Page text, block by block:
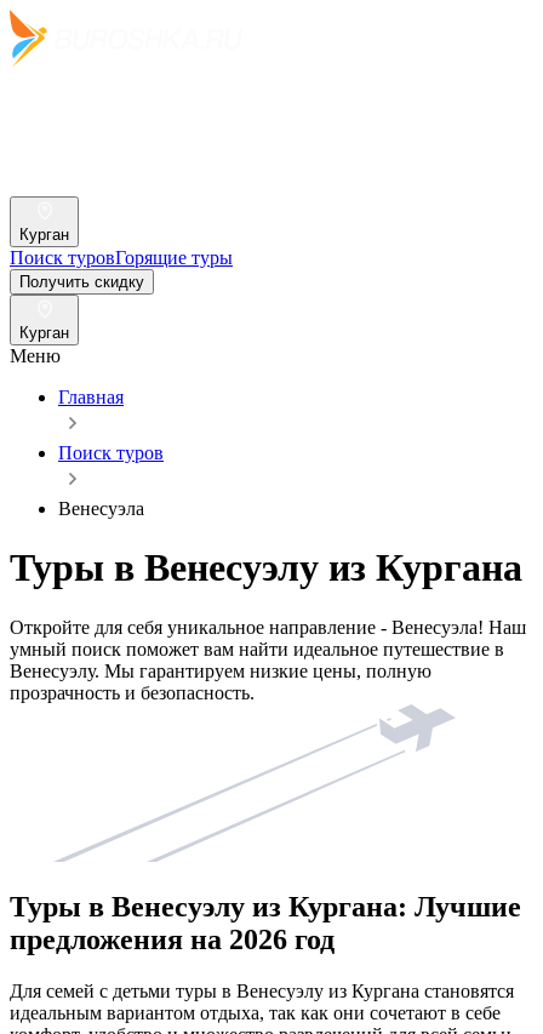
Курган
Поиск туровГорящие туры
Получить скидку
Курган
Меню
Главная
Поиск туров
Венесуэла
Туры в Венесуэлу из Кургана
Откройте для себя уникальное направление - Венесуэла! Наш
умный поиск поможет вам найти идеальное путешествие в
Венесуэлу. Мы гарантируем низкие цены, полную
прозрачность и безопасность.
Туры в Венесуэлу из Кургана: Лучшие
предложения на 2026 год
Для семей с детьми туры в Венесуэлу из Кургана становятся
идеальным вариантом отдыха, так как они сочетают в себе